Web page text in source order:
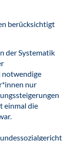
berücksichtigt
der Systematik
notwendige
nur
einmal die